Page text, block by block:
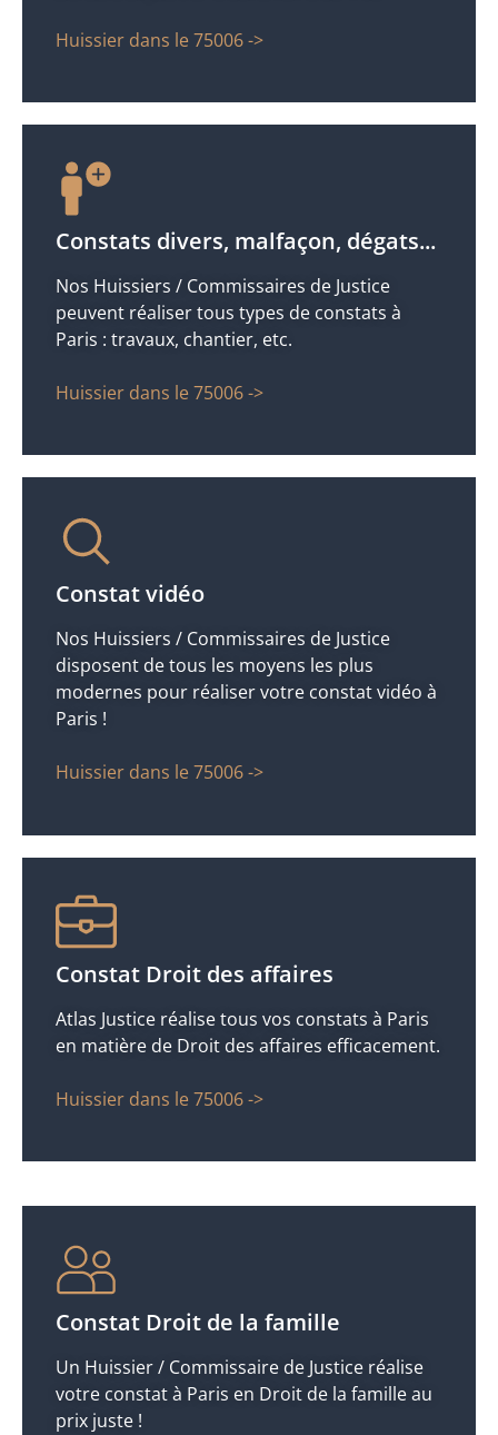
Huissier dans le 75006 ->
Constats divers, malfaçon, dégats...
Nos Huissiers / Commissaires de Justice
peuvent réaliser tous types de constats à
Paris : travaux, chantier, etc.
Huissier dans le 75006 ->
Constat vidéo
Nos Huissiers / Commissaires de Justice
disposent de tous les moyens les plus
modernes pour réaliser votre constat vidéo à
Paris !
Huissier dans le 75006 ->
Constat Droit des affaires
Atlas Justice réalise tous vos constats à Paris
en matière de Droit des affaires efficacement.
Huissier dans le 75006 ->
Constat Droit de la famille
Un Huissier / Commissaire de Justice réalise
votre constat à Paris en Droit de la famille au
prix juste !